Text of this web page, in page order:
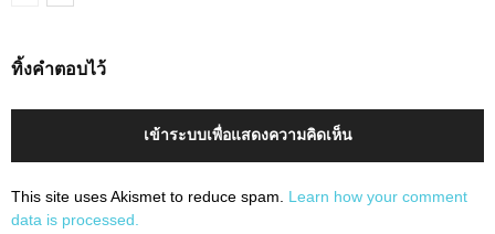
ทิ้งคำตอบไว้
เข้าระบบเพื่อแสดงความคิดเห็น
This site uses Akismet to reduce spam. Learn how your comment
data is processed.